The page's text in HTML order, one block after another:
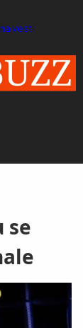
vesti
se